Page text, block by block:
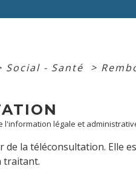
Social - Santé >
l'information légale et
la téléconsultation. Elle
traitant.